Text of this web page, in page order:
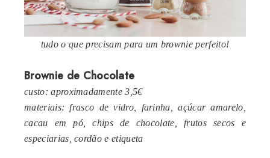
tudo o que precisam para um brownie perfeito!
Brownie de Chocolate
custo: aproximadamente 3,5€
materiais: frasco de vidro, farinha, açúcar amarelo,
cacau em pó, chips de chocolate, frutos secos e
especiarias, cordão e etiqueta